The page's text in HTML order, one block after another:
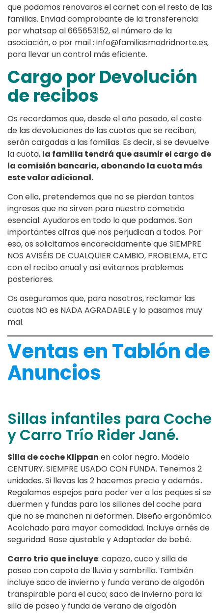
que podamos renovaros el carnet con el resto de las
familias. Enviad comprobante de la transferencia
por whatsap al 665653152, el número de la
asociación, o por mail : info@familiasmadridnorte.es,
para llevar un control más eficiente.
Cargo por Devolución
de recibos
Os recordamos que, desde el año pasado, el coste
de las devoluciones de las cuotas que se reciban,
serán cargadas a las familias. Es decir, si se devuelve
la cuota, la familia tendrá que asumir el cargo de
la comisión bancaria, abonando la cuota más
este valor adicional.
Con ello, pretendemos que no se pierdan tantos
ingresos que no sirven para nuestro cometido
esencial: Ayudaros en todo lo que podamos. Son
importantes cifras que nos perjudican a todos. Por
eso, os solicitamos encarecidamente que SIEMPRE
NOS AVISÉIS DE CUALQUIER CAMBIO, PROBLEMA, ETC
con el recibo anual y así evitarnos problemas
posteriores.
Os aseguramos que, para nosotros, reclamar las
cuotas NO es NADA AGRADABLE y lo pasamos muy
mal.
Ventas en Tablón de
Anuncios
Sillas infantiles para Coche
y Carro Trío Rider Jané.
Silla de coche Klippan en color negro. Modelo
CENTURY. SIEMPRE USADO CON FUNDA. Tenemos 2
unidades. Si llevas las 2 hacemos precio y además…
Regalamos espejos para poder ver a los peques si se
duermen y fundas para los sillones del coche para
que no se manchen ni deformen. Diseño ergonómico.
Acolchado para mayor comodidad. Incluye arnés de
seguridad. Base ajustable y Adaptador de bebé.
Carro trio que incluye: capazo, cuco y silla de
paseo con capota de lluvia y sombrilla. También
incluye saco de invierno y funda verano de algodón
transpirable para el cuco; saco de invierno para la
silla de paseo y funda de verano de algodón